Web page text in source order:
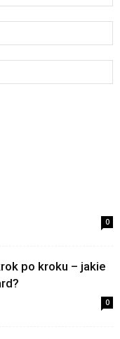
0
po kroku – jakie
0